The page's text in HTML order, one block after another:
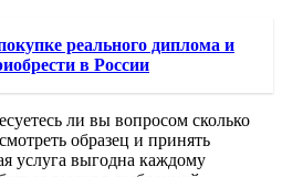
реального диплома и
в России
ли вы вопросом сколько
образец и принять
услуга выгодна каждому